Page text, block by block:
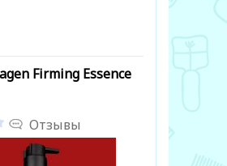
Firming Essence
Отзывы